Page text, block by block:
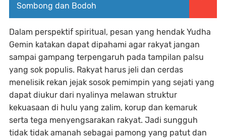
Sombong dan Bodoh
Dalam perspektif spiritual, pesan yang hendak Yudha
Gemin katakan dapat dipahami agar rakyat jangan
sampai gampang terpengaruh pada tampilan palsu
yang sok populis. Rakyat harus jeli dan cerdas
menelisik rekan jejak sosok pemimpin yang sejati yang
dapat diukur dari nyalinya melawan struktur
kekuasaan di hulu yang zalim, korup dan kemaruk
serta tega menyengsarakan rakyat. Jadi sungguh
tidak tidak amanah sebagai pamong yang patut dan